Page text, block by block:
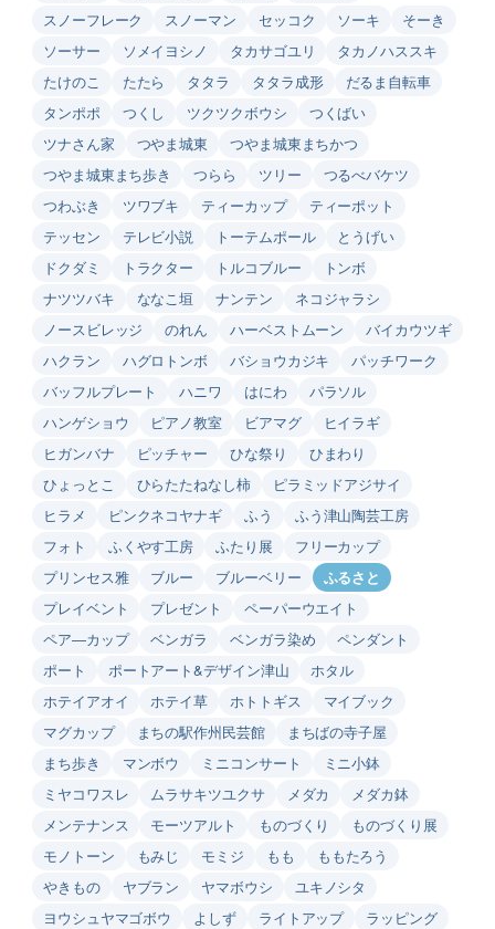
スノーフレーク
スノーマン セッコク ソーキ
そーき
ソーサー
ソメイヨシノ タカサゴユリ
タカノハススキ
たけのこ
たたら タタラ タタラ成形
だるま自転車
タンポポ
つくし ツクツクボウシ
つくばい
ツナさん家
つやま城東
つやま城東まちかつ
つやま城東まち歩き
つらら ツリー
つるべバケツ
つわぶき
ツワブキ ティーカップ
ティーポット
テッセン
テレビ小説 トーテムポール
とうげい
ドクダミ
トラクター トルコブルー
トンボ
ナツツバキ
ななこ垣 ナンテン
ネコジャラシ
ノースビレッジ
のれん ハーベストムーン
バイカウツギ
ハクラン
ハグロトンボ バショウカジキ
パッチワーク
バッフルプレート
ハニワ はにわ
パラソル
ハンゲショウ
ピアノ教室 ビアマグ
ヒイラギ
ヒガンバナ
ピッチャー ひな祭り
ひまわり
ひょっとこ
ひらたたねなし柿
ピラミッドアジサイ
ヒラメ
ピンクネコヤナギ ふう
ふう津山陶芸工房
フォト
ふくやす工房 ふたり展
フリーカップ
プリンセス雅
ブルー ブルーベリー
ふるさと
プレイベント
プレゼント
ペーパーウエイト
ペア―カップ
ベンガラ ベンガラ染め
ペンダント
ポート
ポートアート&デザイン津山
ホタル
ホテイアオイ
ホテイ草 ホトトギス
マイブック
マグカップ
まちの駅作州民芸館
まちばの寺子屋
まち歩き
マンボウ ミニコンサート
ミニ小鉢
ミヤコワスレ
ムラサキツユクサ メダカ
メダカ鉢
メンテナンス
モーツアルト ものづくり
ものづくり展
モノトーン
もみじ モミジ もも
ももたろう
やきもの
ヤブラン ヤマボウシ
ユキノシタ
ヨウシュヤマゴボウ
よしず ライトアップ
ラッピング